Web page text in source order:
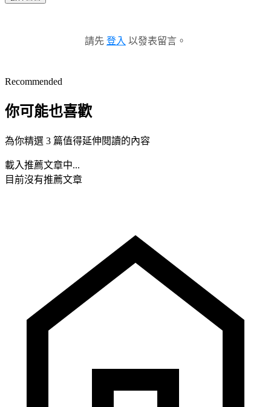
請先 登入 以發表留言。
Recommended
你可能也喜歡
為你精選 3 篇值得延伸閱讀的內容
載入推薦文章中...
目前沒有推薦文章